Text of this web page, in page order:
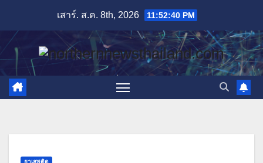
content
เสาร์. ส.ค. 8th, 2026 11:52:42 PM
ยาเสพติด